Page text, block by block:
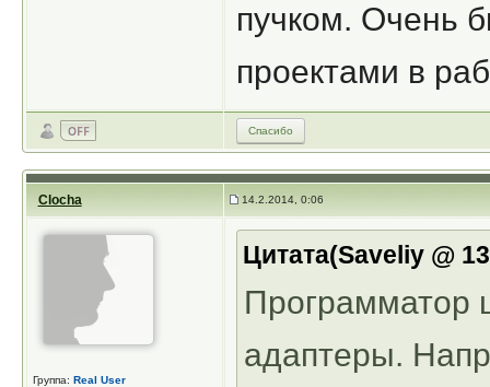
пучком. Очень
проектами в
Спасибо
Clocha 14.2.2014, 0:06
Группа: Real User
Цитата(Saveliy @
Программатор
адаптеры.